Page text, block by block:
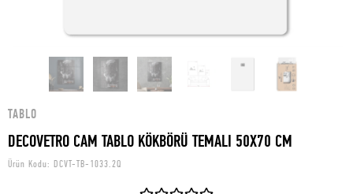
TABLO
DECOVETRO CAM TABLO KÖKBÖRÜ TEMALI 50X70 CM
Ürün Kodu: DCVT-TB-1033.2Q